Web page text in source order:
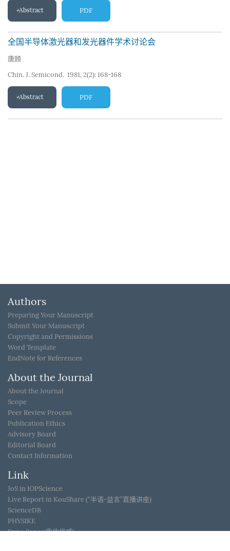
Abstract PDF
全国半导体激光器和发光器件学术讨论会
唐顾
Chin. J. Semicond. 1981, 2(2): 168-168
Abstract PDF
Authors
Preparing Your Manuscript
Submit Your Manuscript
Copyright and Permissions
Word Template
EndNote for References
About the Journal
About the Journal
Scope
Peer Review Process
Publication Ethics
Advisory Board
Editorial Board
Contact Information
Link
JoS in IOPScience
Live Report in KouShare (“半语-益言”直播讲座)
ScienceDB
PHYSIKE
Dyna Sense(鼎信优威)